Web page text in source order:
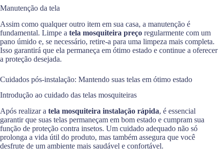
Manutenção da tela
Assim como qualquer outro item em sua casa, a manutenção é
fundamental. Limpe a tela mosquiteira preço regularmente com um
pano úmido e, se necessário, retire-a para uma limpeza mais completa.
Isso garantirá que ela permaneça em ótimo estado e continue a oferecer
a proteção desejada.
Cuidados pós-instalação: Mantendo suas telas em ótimo estado
Introdução ao cuidado das telas mosquiteiras
Após realizar a tela mosquiteira instalação rápida, é essencial
garantir que suas telas permaneçam em bom estado e cumpram sua
função de proteção contra insetos. Um cuidado adequado não só
prolonga a vida útil do produto, mas também assegura que você
desfrute de um ambiente mais saudável e confortável.